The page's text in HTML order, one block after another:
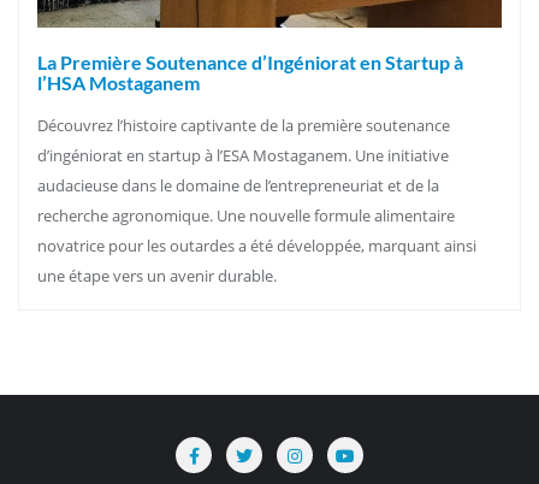
La Première Soutenance d’Ingéniorat en Startup à
l’HSA Mostaganem
Découvrez l’histoire captivante de la première soutenance
d’ingéniorat en startup à l’ESA Mostaganem. Une initiative
audacieuse dans le domaine de l’entrepreneuriat et de la
recherche agronomique. Une nouvelle formule alimentaire
novatrice pour les outardes a été développée, marquant ainsi
une étape vers un avenir durable.